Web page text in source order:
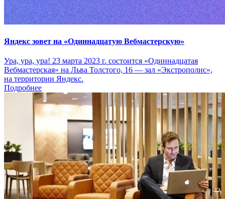
Яндекс зовет на «Одиннадцатую Вебмастерскую»
Ура, ура, ура! 23 марта 2023 г. состоится «Одиннадцатая
Вебмастерская» на Льва Толстого, 16 — зал «Экстрополис»,
на территории Яндекс.
Подробнее